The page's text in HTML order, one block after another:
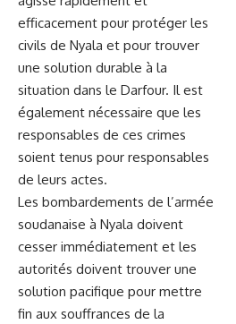
efficacement pour protéger ​les
civils de Nyala et pour trouver
une solution durable à la
situation dans le Darfour. Il est
également nécessaire que les
responsables de ces crimes
soient tenus pour responsables
de leurs actes.
Les bombardements de l’armée
soudanaise à ‍Nyala doivent
‍cesser ‍immédiatement et les
autorités doivent trouver une
solution pacifique ⁣pour mettre
fin aux souffrances de la